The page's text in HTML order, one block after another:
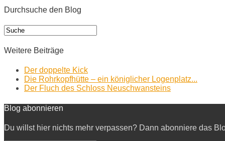
Durchsuche den Blog
Weitere Beiträge
Der doppelte Kick
Die Rohrkopfhütte – ein königlicher Logenplatz...
Der Fluch des Schloss Neuschwansteins
Blog abonnieren
Du willst hier nichts mehr verpassen? Dann abonniere das